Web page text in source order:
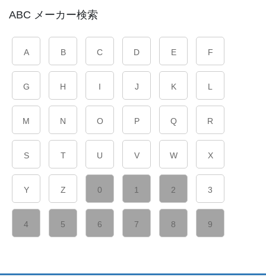
ABC メーカー検索
A B C D E F
G H I J K L
M N O P Q R
S T U V W X
Y Z 0 1 2 3
4 5 6 7 8 9